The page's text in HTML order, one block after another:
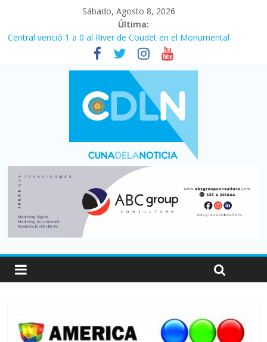
Sábado, Agosto 8, 2026
Última:
Central venció 1 a 0 al River de Coudet en el Monumental
La morosidad alcanzó su nivel más alto en dos décadas y ya
afecta a 400 mil deudores en Santa Fe
Desde que asumió Milei cerraron 41.000 kioscos: el sector
denuncia crisis como en 2001
Vacaciones de invierno con más movimiento y consumo
turístico: 4,6 millones de personas viajaron por el país, un 5,9%
Fuerte caída de la venta de autos usados en julio: bajó un 12,6%